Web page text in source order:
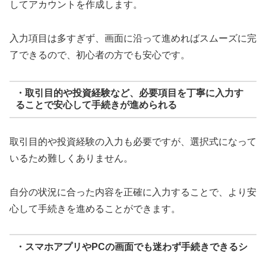
してアカウントを作成します。
入力項目は多すぎず、画面に沿って進めればスムーズに完
了できるので、初心者の方でも安心です。
・取引目的や投資経験など、必要項目を丁寧に入力す
ることで安心して手続きが進められる
取引目的や投資経験の入力も必要ですが、選択式になって
いるため難しくありません。
自分の状況に合った内容を正確に入力することで、より安
心して手続きを進めることができます。
・スマホアプリやPCの画面でも迷わず手続きできるシ